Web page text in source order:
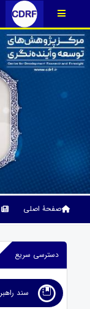
صفحۀ اصلی
دسترسی سریع
سند